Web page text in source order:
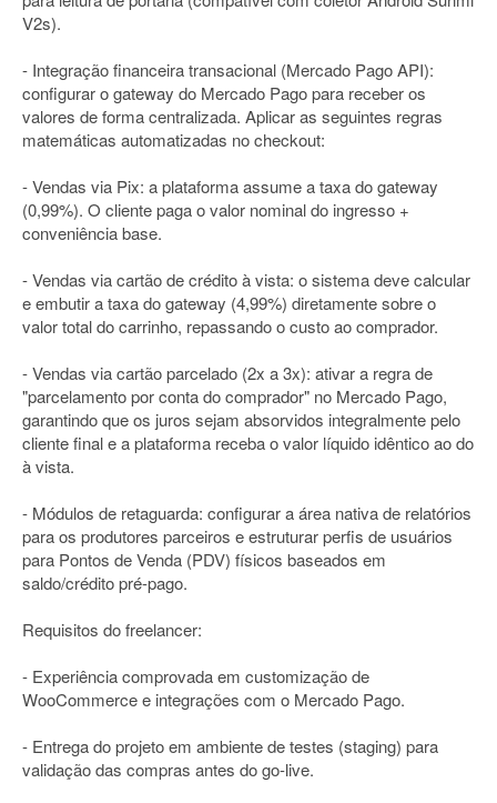
V2s).
- Integração financeira transacional (Mercado Pago API):
configurar o gateway do Mercado Pago para receber os
valores de forma centralizada. Aplicar as seguintes regras
matemáticas automatizadas no checkout:
- Vendas via Pix: a plataforma assume a taxa do gateway
(0,99%). O cliente paga o valor nominal do ingresso +
conveniência base.
- Vendas via cartão de crédito à vista: o sistema deve calcular
e embutir a taxa do gateway (4,99%) diretamente sobre o
valor total do carrinho, repassando o custo ao comprador.
- Vendas via cartão parcelado (2x a 3x): ativar a regra de
"parcelamento por conta do comprador" no Mercado Pago,
garantindo que os juros sejam absorvidos integralmente pelo
cliente final e a plataforma receba o valor líquido idêntico ao do
à vista.
- Módulos de retaguarda: configurar a área nativa de relatórios
para os produtores parceiros e estruturar perfis de usuários
para Pontos de Venda (PDV) físicos baseados em
saldo/crédito pré-pago.
Requisitos do freelancer:
- Experiência comprovada em customização de
WooCommerce e integrações com o Mercado Pago.
- Entrega do projeto em ambiente de testes (staging) para
validação das compras antes do go-live.